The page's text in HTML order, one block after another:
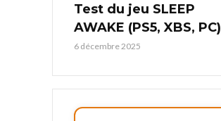
Test du jeu SLEEP
AWAKE (PS5, XBS, PC)
6 décembre 2025